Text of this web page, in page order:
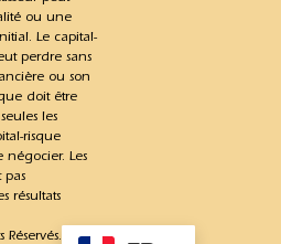
ou une
Le capital-
perdre sans
ou son
doit être
les
risque
négocier. Les
pas
résultats
Réservés.